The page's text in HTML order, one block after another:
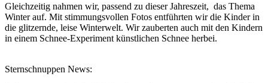
Gleichzeitig nahmen wir, passend zu dieser Jahreszeit, das Thema
Winter auf. Mit stimmungsvollen Fotos entführten wir die Kinder in
die glitzernde, leise Winterwelt. Wir zauberten auch mit den Kindern
in einem Schnee-Experiment künstlichen Schnee herbei.
Sternschnuppen News: